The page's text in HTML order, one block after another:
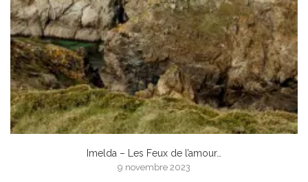
Imelda – Les Feux de l’amour…
9 novembre 2023